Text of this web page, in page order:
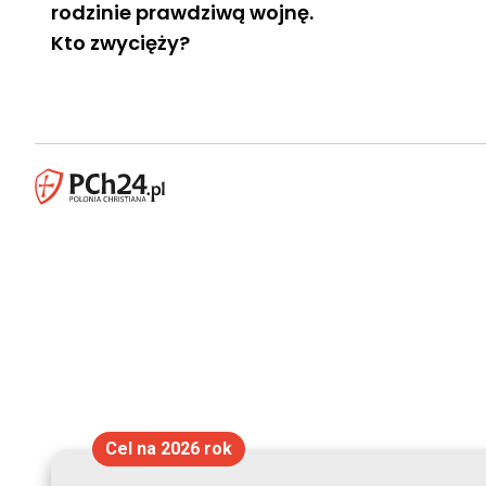
rodzinie prawdziwą wojnę.
Kto zwycięży?
Cel na 2026 rok